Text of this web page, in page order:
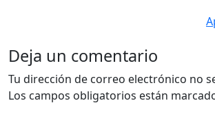
Deja un comentario
Tu dirección de correo electrónico no
Los campos obligatorios están